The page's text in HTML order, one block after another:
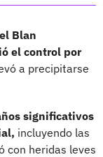
Blan
el control por
a precipitarse
significativos
incluyendo las
con heridas leves